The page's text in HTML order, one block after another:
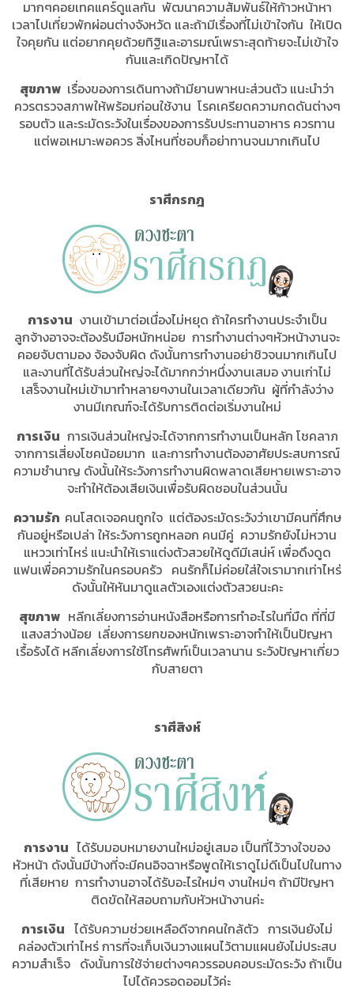
มากๆคอยเทคแคร์ดูแลกัน พัฒนาความสัมพันธ์ให้ก้าวหน้าหา
เวลาไปเที่ยวพักผ่อนต่างจังหวัด และถ้ามีเรื่องที่ไม่เข้าใจกัน ให้เปิด
ใจคุยกัน แต่อยากคุยด้วยทิฐิและอารมณ์เพราะสุดท้ายจะไม่เข้าใจ
กันและเกิดปัญหาได้
สุขภาพ เรื่องของการเดินทางถ้ามียานพาหนะส่วนตัว แนะนำว่า
ควรตรวจสภาพให้พร้อมก่อนใช้งาน โรคเครียดความกดดันต่างๆ
รอบตัว และระมัดระวังในเรื่องของการรับประทานอาหาร ควรทาน
แต่พอเหมาะพอควร สิ่งไหนที่ชอบก็อย่าทานจนมากเกินไป
ราศีกรกฎ
การงาน งานเข้ามาต่อเนื่องไม่หยุด ถ้าใครทำงานประจำเป็น
ลูกจ้างอาจจะต้องรับมือหนักหน่อย การทำงานต่างๆหัวหน้างานจะ
คอยจับตามอง จ้องจับผิด ดังนั้นการทำงานอย่าชิวจนมากเกินไป
และงานที่ได้รับส่วนใหญ่จะได้มากกว่าหนึ่งงานเสมอ งานเก่าไม่
เสร็จงานใหม่เข้ามาทำหลายๆงานในเวลาเดียวกัน ผู้ที่กำลังว่าง
งานมีเกณฑ์จะได้รับการติดต่อเริ่มงานใหม่
การเงิน การเงินส่วนใหญ่จะได้จากการทำงานเป็นหลัก โชคลาภ
จากการเสี่ยงโชคน้อยมาก และการทำงานต้องอาศัยประสบการณ์
ความชำนาญ ดังนั้นให้ระวังการทำงานผิดพลาดเสียหายเพราะอาจ
จะทำให้ต้องเสียเงินเพื่อรับผิดชอบในส่วนนั้น
ความรัก คนโสดเจอคนถูกใจ แต่ต้องระมัดระวังว่าเขามีคนที่ศึกษ
กันอยู่หรือเปล่า ให้ระวังการถูกหลอก คนมีคู่ ความรักยังไม่หวาน
แหววเท่าไหร่ แนะนำให้เราแต่งตัวสวยให้ดูดีมีเสน่ห์ เพื่อดึงดูด
แฟนเพื่อความรักในครอบครัว คนรักก็ไม่ค่อยใส่ใจเรามากเท่าไหร่
ดังนั้นให้หันมาดูแลตัวเองแต่งตัวสวยนะคะ
สุขภาพ หลีกเลี่ยงการอ่านหนังสือหรือการทำอะไรในที่มืด ที่ที่มี
แสงสว่างน้อย เลี่ยงการยกของหนักเพราะอาจทำให้เป็นปัญหา
เรื้อรังได้ หลีกเลี่ยงการใช้โทรศัพท์เป็นเวลานาน ระวังปัญหาเกี่ยว
กับสายตา
ราศีสิงห์
การงาน ได้รับมอบหมายงานใหม่อยู่เสมอ เป็นที่ไว้วางใจของ
หัวหน้า ดังนั้นมีบ้างที่จะมีคนอิจฉาหรือพูดให้เราดูไม่ดีเป็นไปในทาง
ที่เสียหาย การทำงานอาจได้รับอะไรใหม่ๆ งานใหม่ๆ ถ้ามีปัญหา
ติดขัดให้สอบถามกับหัวหน้างานค่ะ
การเงิน ได้รับความช่วยเหลือดีจากคนใกล้ตัว การเงินยังไม่
คล่องตัวเท่าไหร่ การที่จะเก็บเงินวางแผนไว้ตามแผนยังไม่ประสบ
ความสำเร็จ ดังนั้นการใช้จ่ายต่างๆควรรอบคอบระมัดระวัง ถ้าเป็น
ไปได้ควรอดออมไว้ค่ะ